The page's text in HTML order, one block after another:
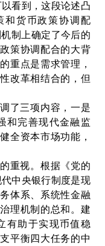
看到，这段论述凸
和货币政策协调配
制上确定了今后的
策协调配合的大背
重点是需求管理，
改革相结合的，但
了三项内容，一是
和完善现代金融监
全资本市场功能，
重视。根据《党的
中央银行制度是现
体系、系统性金融
理机制的总和。建
有助于实现币值稳
平衡四大任务的中